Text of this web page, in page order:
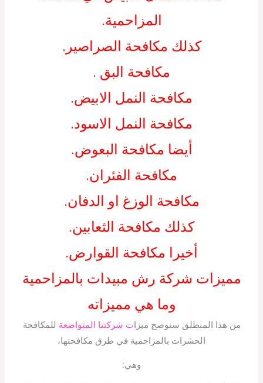
المزاحمية.
كذلك مكافحة الصراصير.
مكافحة البق .
مكافحة النمل الابيض.
مكافحة النمل الاسود.
أيضا مكافحة البعوض.
مكافحة الفئران.
مكافحة الوزغ او الدفان.
كذلك مكافحة الثعابين.
أخيرا مكافحة القوارض.
مميزات شركة رش مبيدات بالمزاحمية
وما هي مميزاته
من هذا المنطلق سنوضح ميزات شركتنا المتواضعة للمكافحة
الحشرات بالمزاحمية في طرق مكافحتها،
وهي: